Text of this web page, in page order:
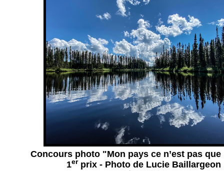
Concours photo "Mon pays ce n’est pas
1erprix - Photo de Lucie Baillargeon